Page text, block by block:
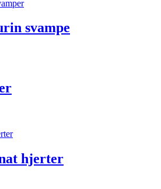
svampe
hjerter